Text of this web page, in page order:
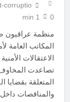
corruptio
0
1 min
منظمة عراقيون
المكاتب العامة
الاعتقالات
تصاعدت المخاوف
المتعلقة
والمناقصات